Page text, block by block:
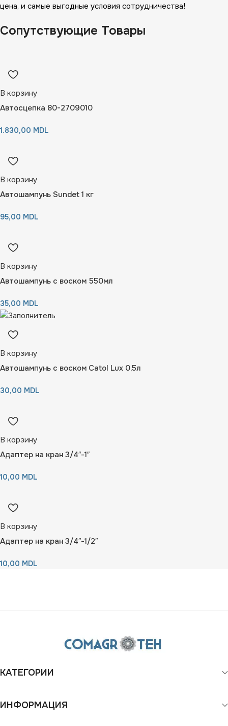
цена, и самые выгодные условия сотрудничества!
Сопутствующие Товары
В корзину
Автосцепка 80-2709010
1.830,00 MDL
В корзину
Автошампунь Sundet 1 кг
95,00 MDL
В корзину
Автошампунь с воском 550мл
35,00 MDL
В корзину
Автошампунь с воском Catol Lux 0,5л
30,00 MDL
В корзину
Адаптер на кран 3/4″-1″
10,00 MDL
В корзину
Адаптер на кран 3/4″-1/2″
10,00 MDL
КАТЕГОРИИ
ИНФОРМАЦИЯ